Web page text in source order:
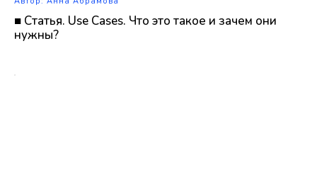
■ Статья. Use Cases. Что это такое и зачем они
нужны?